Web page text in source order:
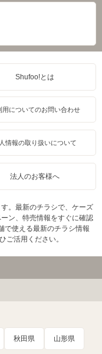
Shufoo!とは
用についてのお問い合わせ
情報の取り扱いについて
法人のお客様へ
。最新のチラシで、ケーズ
ン、特売情報をすぐに確認
で使える最新のチラシ情報
ご活用ください。
秋田県 山形県